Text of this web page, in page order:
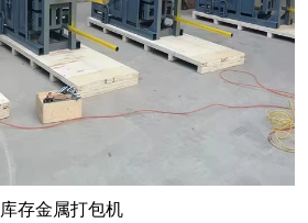
库存金属打包机